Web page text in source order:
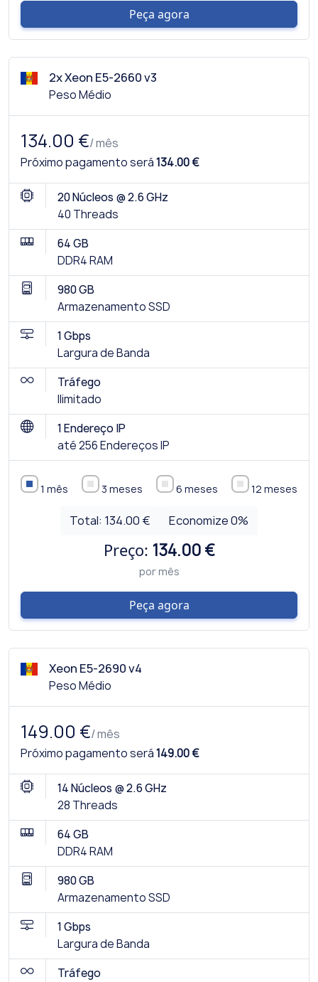
Peça agora
2x Xeon E5-2660 v3
Peso Médio
134.00 €/ mês
Próximo pagamento será134.00 €
20 Núcleos @ 2.6 GHz
40 Threads
64 GB
DDR4 RAM
980 GB
Armazenamento SSD
1 Gbps
Largura de Banda
Tráfego
Ilimitado
1 Endereço IP
até 256 Endereços IP
1 mês 3 meses 6 meses 12 meses
Total: 134.00 € Economize0%
Preço: 134.00 €
por mês
Peça agora
Xeon E5-2690 v4
Peso Médio
149.00 €/ mês
Próximo pagamento será149.00 €
14 Núcleos @ 2.6 GHz
28 Threads
64 GB
DDR4 RAM
980 GB
Armazenamento SSD
1 Gbps
Largura de Banda
Tráfego